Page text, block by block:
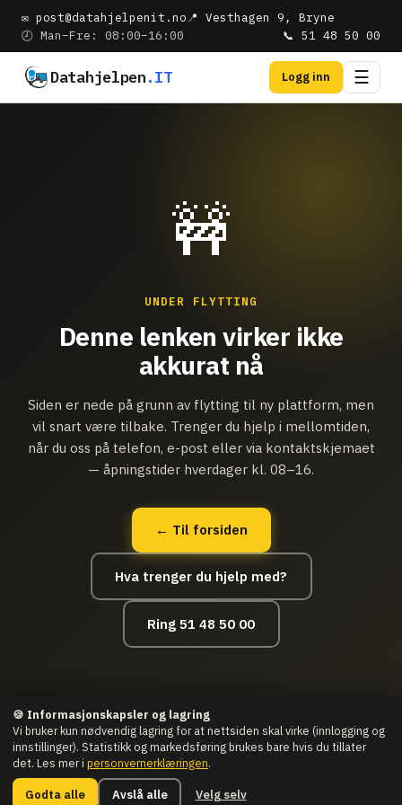
✉ post@datahjelpenit.no 📍 Vesthagen 9, Bryne
🕗 Man–Fre: 08:00–16:00
📞 51 48 50 00
Datahjelpen.IT Logg inn ☰
🚧
UNDER FLYTTING
Denne lenken virker ikke
akkurat nå
Siden er nede på grunn av flytting til ny plattform, men
vil snart være tilbake. Trenger du hjelp i mellomtiden,
når du oss på telefon, e-post eller via kontaktskjemaet
— åpningstider hverdager kl. 08–16.
← Til forsiden
Hva trenger du hjelp med?
Ring 51 48 50 00
© Datahjelpen.IT as · Org nr.: 916 507 011
Man–Fre 08:00–16:00 ·Vesthagen 9, Bryne
🍪 Informasjonskapsler og lagring
Vi bruker kun nødvendig lagring for at nettsiden skal virke (innlogging og
innstillinger). Statistikk og markedsføring brukes bare hvis du tillater
det. Les mer i personvernerklæringen.
Godta alle Avslå alle Velg selv